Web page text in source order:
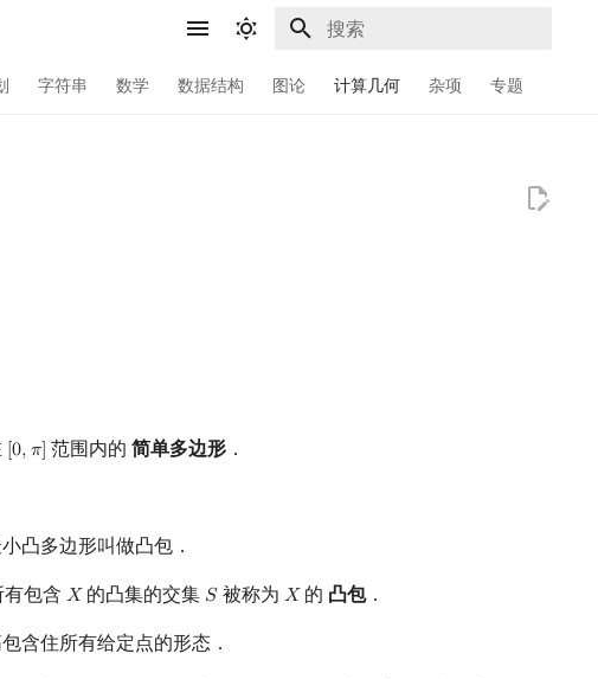
字符串 数学 数据结构 图论 计算几何 杂项 专题
[0,𝜋]
[0, π] 范围内的简单多边形 ．
凸多边形叫做凸包．
包含 𝑋
X 的凸集的交集 𝑆
S被称为 𝑋
X 的 凸包．
含住所有给定点的形态．